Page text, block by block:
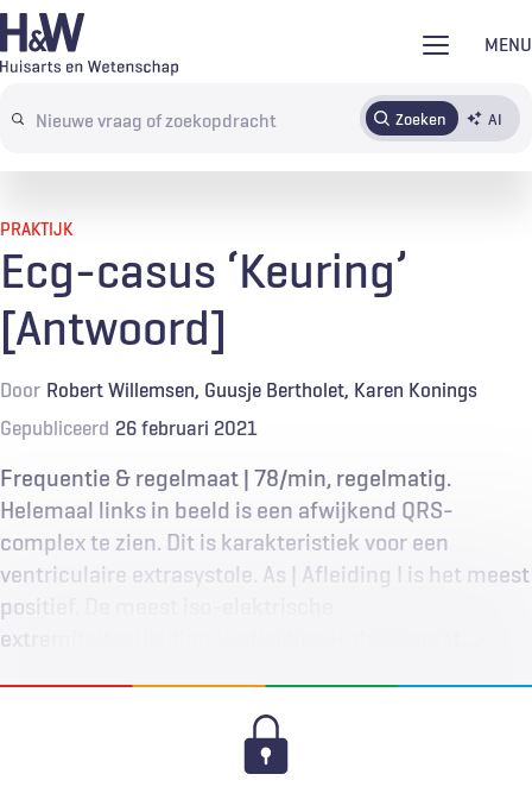
Overslaan
en
de
MENU
Search
terms
Zoeken AI
AbonnerenTijdschrift Inloggen
PRAKTIJK
Ecg-casus ‘Keuring’
[Antwoord]
Door Robert Willemsen Guusje Bertholet Karen Konings
Gepubliceerd 26 februari 2021
Frequentie & regelmaat | 78/min, regelmatig.
Helemaal links in beeld is een afwijkend QRS-
complex te zien. Dit is karakteristiek voor een
ventriculaire extrasystole. As | Afleiding I is het meest
positief. De meest iso-elektrische
extremiteitsafleiding is afleiding II, de as staat…